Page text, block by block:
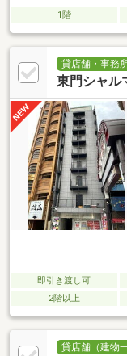
1階
貸店舗・事務
東門シャル
即引き渡し可
2階以上
貸店舗（建物一